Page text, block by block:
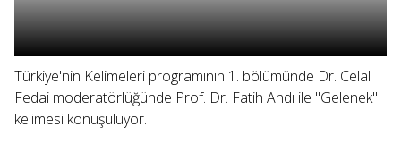
Türkiye'nin Kelimeleri programının 1. bölümünde Dr. Celal
Fedai moderatörlüğünde Prof. Dr. Fatih Andı ile "Gelenek"
kelimesi konuşuluyor.